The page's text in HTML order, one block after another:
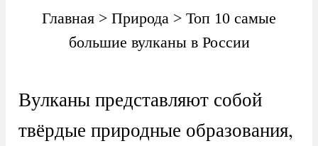
Главная > Природа > Топ 10 самые
большие вулканы в России
Вулканы представляют собой
твёрдые природные образования,